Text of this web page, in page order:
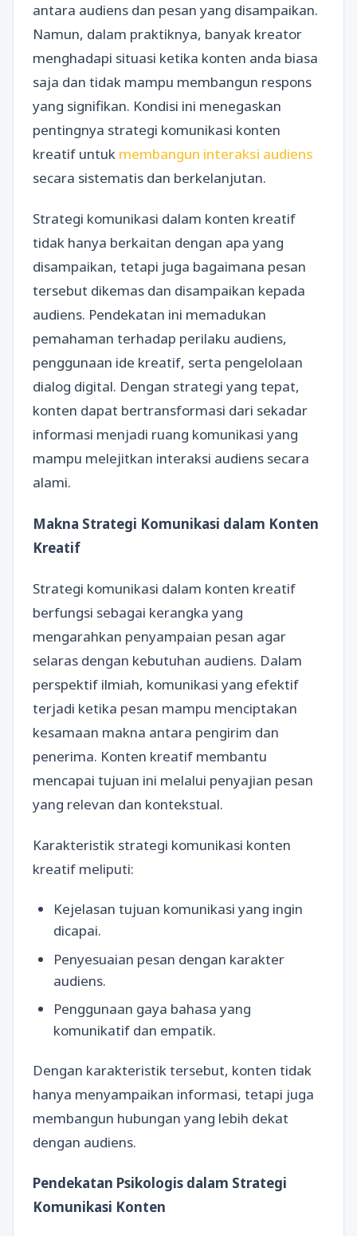
antara audiens dan pesan yang disampaikan.
Namun, dalam praktiknya, banyak kreator
menghadapi situasi ketika konten anda biasa
saja dan tidak mampu membangun respons
yang signifikan. Kondisi ini menegaskan
pentingnya strategi komunikasi konten
kreatif untuk membangun interaksi audiens
secara sistematis dan berkelanjutan.
Strategi komunikasi dalam konten kreatif
tidak hanya berkaitan dengan apa yang
disampaikan, tetapi juga bagaimana pesan
tersebut dikemas dan disampaikan kepada
audiens. Pendekatan ini memadukan
pemahaman terhadap perilaku audiens,
penggunaan ide kreatif, serta pengelolaan
dialog digital. Dengan strategi yang tepat,
konten dapat bertransformasi dari sekadar
informasi menjadi ruang komunikasi yang
mampu melejitkan interaksi audiens secara
alami.
Makna Strategi Komunikasi dalam Konten
Kreatif
Strategi komunikasi dalam konten kreatif
berfungsi sebagai kerangka yang
mengarahkan penyampaian pesan agar
selaras dengan kebutuhan audiens. Dalam
perspektif ilmiah, komunikasi yang efektif
terjadi ketika pesan mampu menciptakan
kesamaan makna antara pengirim dan
penerima. Konten kreatif membantu
mencapai tujuan ini melalui penyajian pesan
yang relevan dan kontekstual.
Karakteristik strategi komunikasi konten
kreatif meliputi:
Kejelasan tujuan komunikasi yang ingin
dicapai.
Penyesuaian pesan dengan karakter
audiens.
Penggunaan gaya bahasa yang
komunikatif dan empatik.
Dengan karakteristik tersebut, konten tidak
hanya menyampaikan informasi, tetapi juga
membangun hubungan yang lebih dekat
dengan audiens.
Pendekatan Psikologis dalam Strategi
Komunikasi Konten